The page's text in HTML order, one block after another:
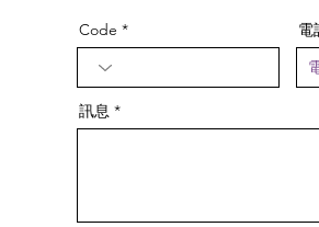
Code 電
訊息